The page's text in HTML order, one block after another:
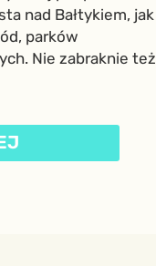
nad Bałtykiem, jak
parków
Nie zabraknie też